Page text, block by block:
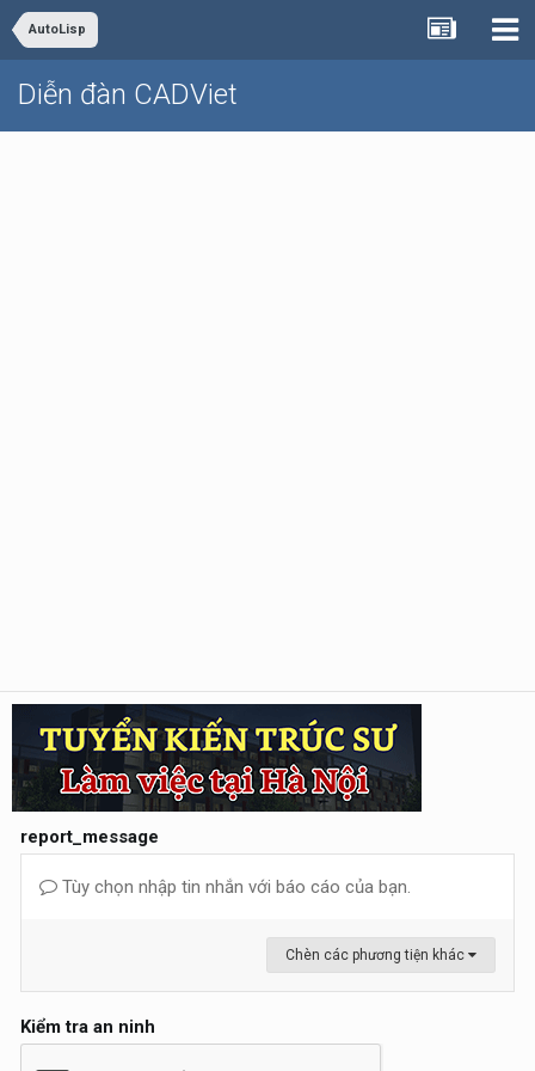
AutoLisp
Diễn đàn CADViet
report_message
Tùy chọn nhập tin nhắn với báo cáo của bạn.
Chèn các phương tiện khác
Kiểm tra an ninh